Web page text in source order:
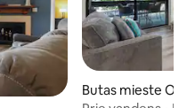
Butas mieste